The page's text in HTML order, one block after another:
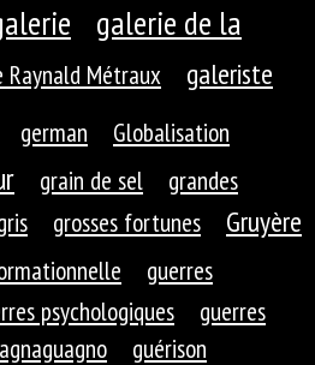
galerie de la
Raynald Métraux galeriste
german
Globalisation
grain de sel
grandes
grosses fortunes Gruyère
guerres
psychologiques
guerres
guérison